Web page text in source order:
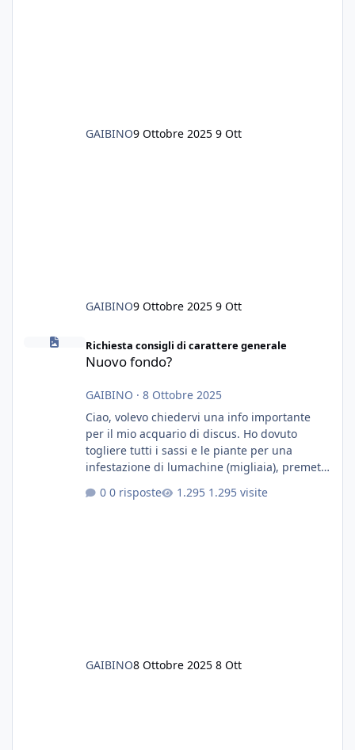
GAIBINO9 Ottobre 2025 9 Ott
GAIBINO9 Ottobre 2025 9 Ott
Nuovo fondo?
Richiesta consigli di carattere generale
Nuovo fondo?
GAIBINO · 8 Ottobre 2025
Ciao, volevo chiedervi una info importante
per il mio acquario di discus. Ho dovuto
togliere tutti i sassi e le piante per una
infestazione di lumachine (migliaia), premetto
cardinali, e tre pulitori in una vasca con 200
0 risposte 1.295 visite
GAIBINO8 Ottobre 2025 8 Ott